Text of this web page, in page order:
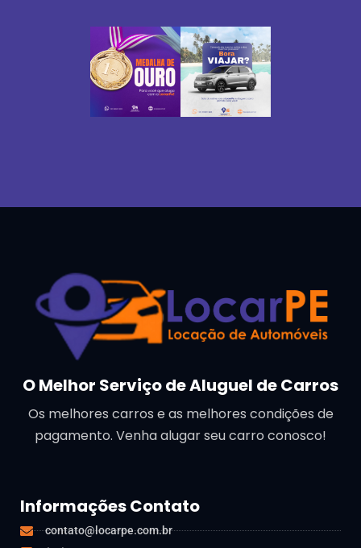
O Melhor Serviço de Aluguel de Carros
Os melhores carros e as melhores condições de
pagamento. Venha alugar seu carro conosco!
Informações Contato
contato@locarpe.com.br